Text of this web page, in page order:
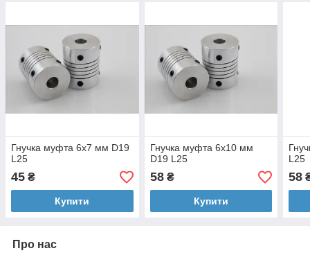
Гнучка муфта 6х7 мм D19
L25
45 ₴
Купити
Гнучка муфта 6х10 мм
D19 L25
58₴
Купити
L25
58
Про нас